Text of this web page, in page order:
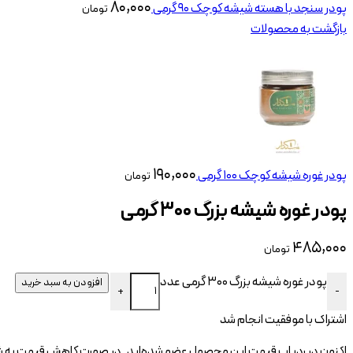
پودر سنجد با هسته شیشه کوچک 90 گرمی ۸۰,۰۰۰تومان
بازگشت به محصولات
پودر غوره شیشه کوچک 100 گرمی ۱۹۰,۰۰۰ تومان
پودر غوره شیشه بزرگ ۳۰۰ گرمی
۴۸۵,۰۰۰ تومان
- پودر غوره شیشه بزرگ 300 گرمی عدد +
افزودن به سبد خرید
اشتراک با موفقیت انجام شد